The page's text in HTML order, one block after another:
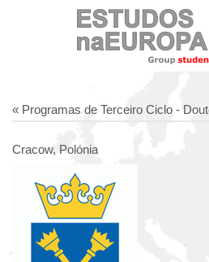
« Programas de Terceiro Ciclo -
Cracow, Polónia